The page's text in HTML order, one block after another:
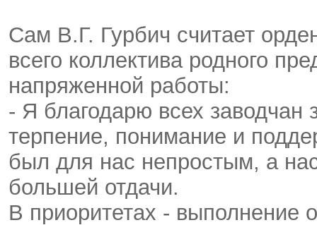
Сам В.Г. Гурбич считает
всего коллектива родного
напряженной работы:
- Я благодарю всех заводчан
терпение, понимание и
был для нас непростым, а
большей отдачи.
В приоритетах - выполнение